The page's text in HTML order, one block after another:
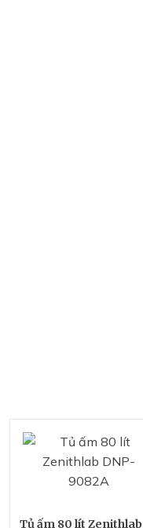
Tủ ấm 80 lít Zenithlab